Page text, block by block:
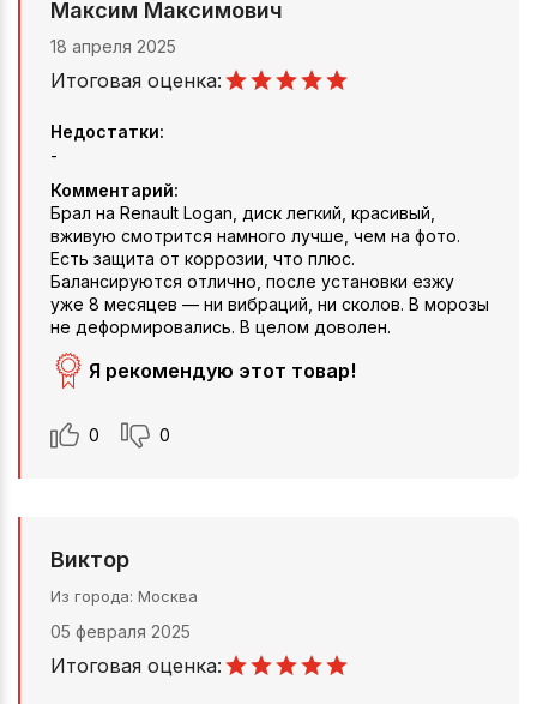
Максим Максимович
18 апреля 2025
Итоговая оценка:
Недостатки:
-
Комментарий:
Брал на Renault Logan, диск легкий, красивый,
вживую смотрится намного лучше, чем на фото.
Есть защита от коррозии, что плюс.
Балансируются отлично, после установки езжу
уже 8 месяцев — ни вибраций, ни сколов. В морозы
не деформировались. В целом доволен.
Я рекомендую этот товар!
0 0
Виктор
Из города Москва
05 февраля 2025
Итоговая оценка: